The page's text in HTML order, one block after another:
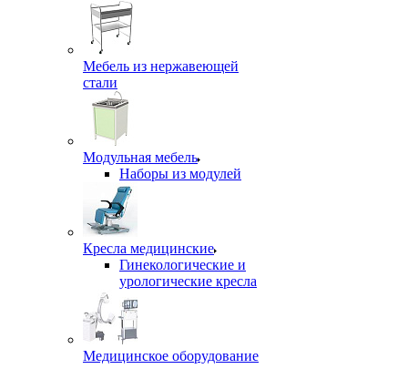
Мебель из нержавеющей
стали
Модульная мебель
Наборы из модулей
Кресла медицинские
Гинекологические и
урологические кресла
Медицинское оборудование